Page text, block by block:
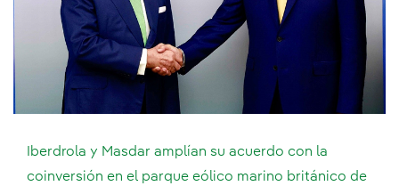
Iberdrola y Masdar amplían su acuerdo con la
coinversión en el parque eólico marino británico de